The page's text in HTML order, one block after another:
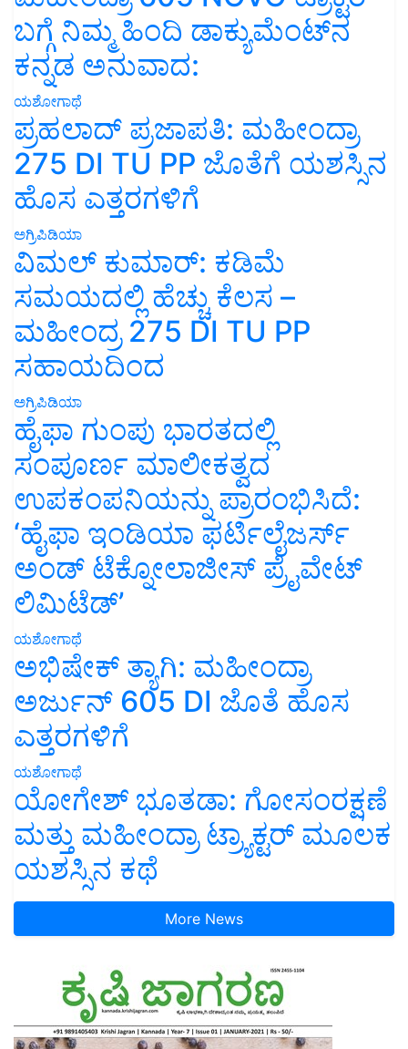
ಬಗ್ಗೆ ನಿಮ್ಮ ಹಿಂದಿ ಡಾಕ್ಯುಮೆಂಟ್‌ನ
ಕನ್ನಡ ಅನುವಾದ:
ಯಶೋಗಾಥೆ
ಪ್ರಹಲಾದ್ ಪ್ರಜಾಪತಿ: ಮಹೀಂದ್ರಾ
275 DI TU PP ಜೊತೆಗೆ ಯಶಸ್ಸಿನ
ಹೊಸ ಎತ್ತರಗಳಿಗೆ
ಅಗ್ರಿಪಿಡಿಯಾ
ವಿಮಲ್ ಕುಮಾರ್: ಕಡಿಮೆ
ಸಮಯದಲ್ಲಿ ಹೆಚ್ಚು ಕೆಲಸ –
ಮಹೀಂದ್ರ 275 DI TU PP
ಸಹಾಯದಿಂದ
ಅಗ್ರಿಪಿಡಿಯಾ
ಹೈಫಾ ಗುಂಪು ಭಾರತದಲ್ಲಿ
ಸಂಪೂರ್ಣ ಮಾಲೀಕತ್ವದ
ಉಪಕಂಪನಿಯನ್ನು ಪ್ರಾರಂಭಿಸಿದೆ:
‘ಹೈಫಾ ಇಂಡಿಯಾ ಫರ್ಟಿಲೈಜರ್ಸ್
ಅಂಡ್ ಟೆಕ್ನೋಲಾಜೀಸ್ ಪ್ರೈವೇಟ್
ಲಿಮಿಟೆಡ್’
ಯಶೋಗಾಥೆ
ಅಭಿಷೇಕ್ ತ್ಯಾಗಿ: ಮಹೀಂದ್ರಾ
ಅರ್ಜುನ್ 605 DI ಜೊತೆ ಹೊಸ
ಎತ್ತರಗಳಿಗೆ
ಯಶೋಗಾಥೆ
ಯೋಗೇಶ್ ಭೂತಡಾ: ಗೋಸಂರಕ್ಷಣೆ
ಮತ್ತು ಮಹೀಂದ್ರಾ ಟ್ರ್ಯಾಕ್ಟರ್ ಮೂಲಕ
ಯಶಸ್ಸಿನ ಕಥೆ
More News